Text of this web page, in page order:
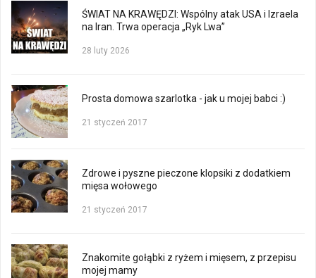
ŚWIAT NA KRAWĘDZI: Wspólny atak USA i Izraela
na Iran. Trwa operacja „Ryk Lwa”
28 luty 2026
Prosta domowa szarlotka - jak u mojej babci :)
21 styczeń 2017
Zdrowe i pyszne pieczone klopsiki z dodatkiem
mięsa wołowego
21 styczeń 2017
Znakomite gołąbki z ryżem i mięsem, z przepisu
mojej mamy